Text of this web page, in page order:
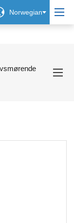
Norwegian